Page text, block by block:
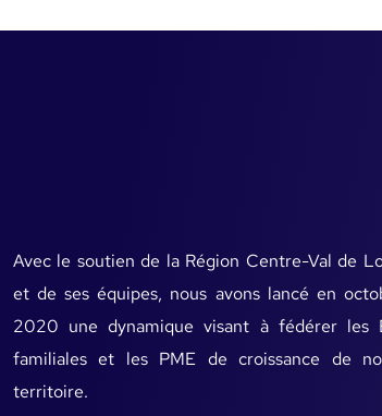
Avec le soutien de la Région Centre-Val de
et de ses équipes, nous avons lancé en
2020 une dynamique visant à fédérer les
familiales et les PME de croissance de
territoire.